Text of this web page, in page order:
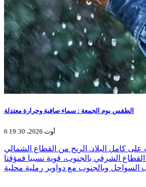
الطقس يوم الجمعة : سماء صافية وحرارة معتدلة
6 أوت 2026، 19:30
كامل البلاد. الريح من القطاع الشمالي
الشرقي بالجنوب، قوية نسبيا فمؤقتا